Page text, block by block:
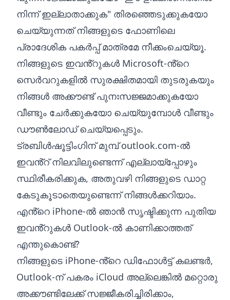
നിന്ന് ഇല്ലാതാക്കുക" തിരഞ്ഞെടുക്കുകയോ
ചെയ്യുന്നത് നിങ്ങളുടെ ഫോണിലെ
പ്രാദേശിക പകർപ്പ് മാത്രമേ നീക്കംചെയ്യൂ.
നിങ്ങളുടെ ഇവൻ്റുകൾ Microsoft-ൻ്റെ
സെർവറുകളിൽ സുരക്ഷിതമായി തുടരുകയും
നിങ്ങൾ അക്കൗണ്ട് പുനഃസജ്ജമാക്കുകയോ
വീണ്ടും ചേർക്കുകയോ ചെയ്യുമ്പോൾ വീണ്ടും
ഡൗൺലോഡ് ചെയ്യപ്പെടും.
ട്രബിൾഷൂട്ടിംഗിന് മുമ്പ് outlook.com-ൽ
ഇവൻ്റ് നിലവിലുണ്ടെന്ന് എല്ലായ്പ്പോഴും
സ്ഥിരീകരിക്കുക, അതുവഴി നിങ്ങളുടെ ഡാറ്റ
കേടുകൂടാതെയുണ്ടെന്ന് നിങ്ങൾക്കറിയാം.
എൻ്റെ iPhone-ൽ ഞാൻ സൃഷ്ടിക്കുന്ന പുതിയ
ഇവൻ്റുകൾ Outlook-ൽ കാണിക്കാത്തത്
എന്തുകൊണ്ട്?
നിങ്ങളുടെ iPhone-ൻ്റെ ഡിഫോൾട്ട് കലണ്ടർ,
Outlook-ന് പകരം iCloud അല്ലെങ്കിൽ മറ്റൊരു
അക്കൗണ്ടിലേക്ക് സജ്ജീകരിച്ചിരിക്കാം,